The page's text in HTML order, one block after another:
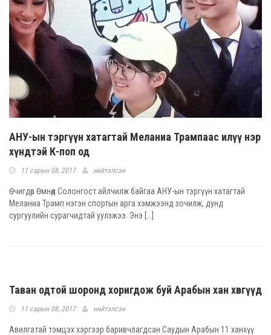
АНУ-ын тэргүүн хатагтай Меланиа Трампаас илүү нэр
хүндтэй К-поп од
11 сарын 08, 2017 нийтэлсэн
Өчигдөр Өмнөд Солонгост айлчилж байгаа АНУ-ын тэргүүн хатагтай
Меланиа Трамп нэгэн спортын арга хэмжээнд зочилж, дунд
сургуулийн сурагчидтай уулзжээ. Энэ [...]
Таван одтой шоронд хоригдож буй Арабын хан хөвгүүд
11 сарын 08, 2017 нийтэлсэн
Авилгатай тэмцэх хэргээр баривчлагдсан Саудын Арабын 11 ханхүү